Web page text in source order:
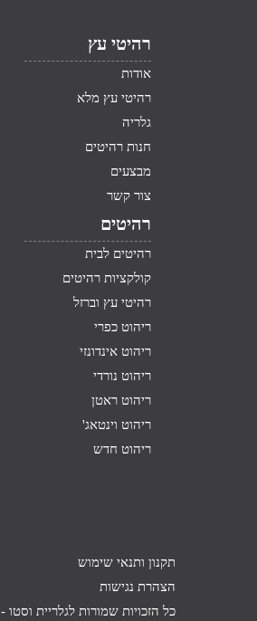
רהיטי עץ
אודות
רהיטי עץ מלא
גלריה
חנות רהיטים
מבצעים
צור קשר
רהיטים
רהיטים לבית
קולקציות רהיטים
רהיטי עץ וברזל
ריהוט כפרי
ריהוט אינדונזי
ריהוט נורדי
ריהוט ראטן
ריהוט וינטאג'
ריהוט חדש
תקנון ותנאי שימוש
הצהרת נגישות
כל הזכויות שמורות לגלריית וסטו -